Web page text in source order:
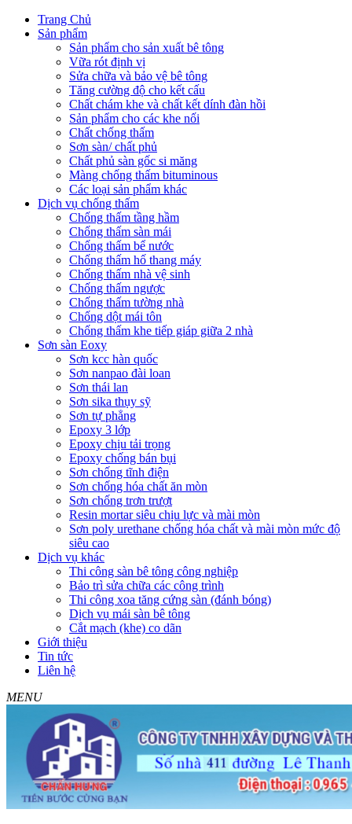
Trang Chủ
Sản phẩm
Sản phẩm cho sản xuất bê tông
Vữa rót định vị
Sửa chữa và bảo vệ bê tông
Tăng cường độ cho kết cấu
Chất chám khe và chất kết dính đàn hồi
Sản phẩm cho các khe nối
Chất chống thấm
Sơn sàn/ chất phủ
Chất phủ sàn gốc si măng
Màng chống thấm bituminous
Các loại sản phẩm khác
Dịch vụ chống thấm
Chống thấm tầng hầm
Chống thấm sàn mái
Chống thấm bể nước
Chống thấm hố thang máy
Chống thấm nhà vệ sinh
Chống thấm ngược
Chống thấm tường nhà
Chống dột mái tôn
Chống thấm khe tiếp giáp giữa 2 nhà
Sơn sàn Eoxy
Sơn kcc hàn quốc
Sơn nanpao đài loan
Sơn thái lan
Sơn sika thụy sỹ
Sơn tự phẳng
Epoxy 3 lớp
Epoxy chịu tải trọng
Epoxy chống bán bụi
Sơn chống tĩnh điện
Sơn chống hóa chất ăn mòn
Sơn chống trơn trượt
Resin mortar siêu chịu lực và mài mòn
Sơn poly urethane chống hóa chất và mài mòn mức độ
siêu cao
Dịch vụ khác
Thi công sàn bê tông công nghiệp
Bảo trì sửa chữa các công trình
Thi công xoa tăng cứng sàn (đánh bóng)
Dịch vụ mái sàn bê tông
Cắt mạch (khe) co dãn
Giới thiệu
Tin tức
Liên hệ
MENU